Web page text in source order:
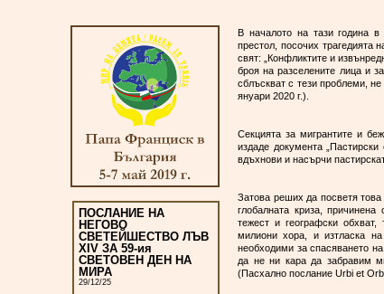
ПОСЛАНИЕ НА
НЕГОВО
СВЕТЕЙШЕСТВО ЛЪВ
XIV ЗА 59-ия
СВЕТОВЕН ДЕН НА
МИРА
29/12/25
В началото на тази година
престол, посочих трагедията
свят: „Конфликтите и
броя на разселените лица и
сблъскват с тези проблеми,
януари 2020 г.).
Секцията за мигрантите и
издаде документа
вдъхнови и насърчи
Затова реших да посветя
глобалната криза,
тежест и географски обхват,
милиони хора, и изтласка
необходими за спасяването
да не ни кара да забравим
(Пасхално послание Urbi et